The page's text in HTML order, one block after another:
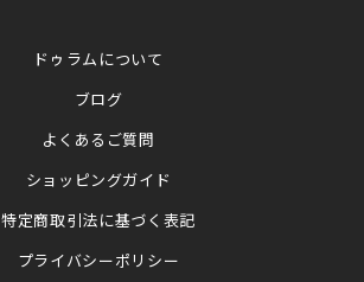
ドゥラムについて
ブログ
よくあるご質問
ショッピングガイド
特定商取引法に基づく表記
プライバシーポリシー